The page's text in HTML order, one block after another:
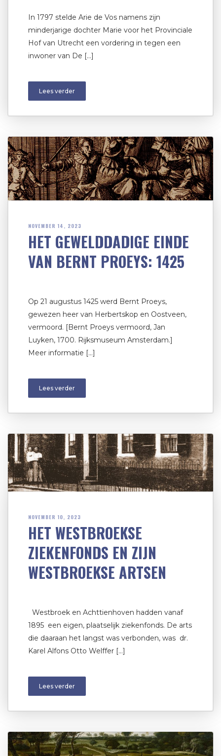
In 1797 stelde Arie de Vos namens zijn
minderjarige dochter Marie voor het Provinciale
Hof van Utrecht een vordering in tegen een
inwoner van De […]
Lees verder
NOVEMBER 14, 2023
HET GEWELDDADIGE EINDE
VAN BERNT PROEYS: 1425
Op 21 augustus 1425 werd Bernt Proeys,
gewezen heer van Herbertskop en Oostveen,
vermoord. [Bernt Proeys vermoord, Jan
Luyken, 1700. Rijksmuseum Amsterdam.]
Meer informatie […]
Lees verder
NOVEMBER 10, 2023
HET WESTBROEKSE
ZIEKENFONDS EN ZIJN
WESTBROEKSE ARTSEN
Westbroek en Achttienhoven hadden vanaf
1895 een eigen, plaatselijk ziekenfonds. De arts
die daaraan het langst was verbonden, was dr.
Karel Alfons Otto Welffer […]
Lees verder